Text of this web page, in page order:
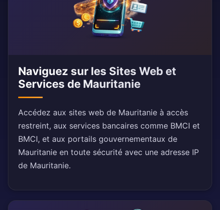
Naviguez sur les Sites Web et
Services de Mauritanie
Accédez aux sites web de Mauritanie à accès
restreint, aux services bancaires comme BMCI et
BMCI, et aux portails gouvernementaux de
Mauritanie en toute sécurité avec une adresse IP
de Mauritanie.